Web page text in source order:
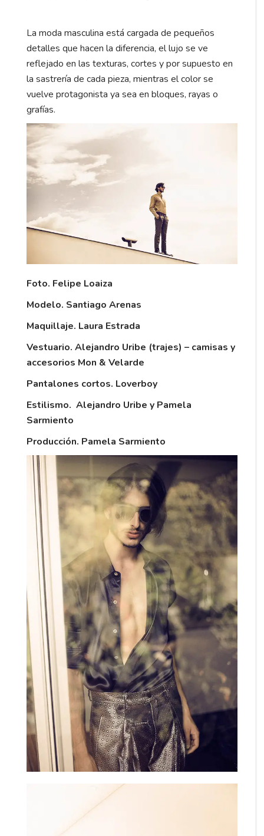
La moda masculina está cargada de pequeños
detalles que hacen la diferencia, el lujo se ve
reflejado en las texturas, cortes y por supuesto en
la sastrería de cada pieza, mientras el color se
vuelve protagonista ya sea en bloques, rayas o
grafías.
Foto. Felipe Loaiza
Modelo. Santiago Arenas
Maquillaje. Laura Estrada
Vestuario. Alejandro Uribe (trajes) – camisas y
accesorios Mon & Velarde
Pantalones cortos. Loverboy
Estilismo. Alejandro Uribe y Pamela
Sarmiento
Producción. Pamela Sarmiento